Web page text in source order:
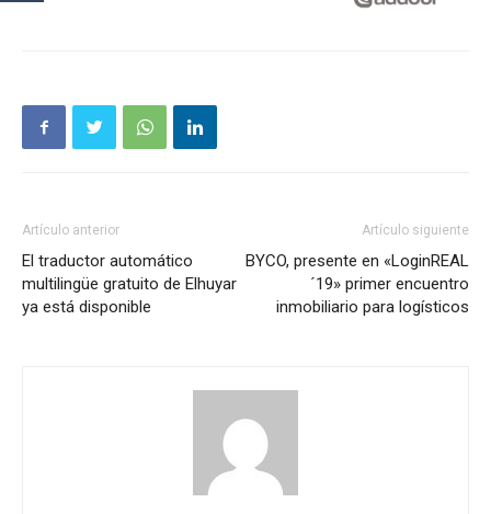
Artículo anterior
El traductor automático
multilingüe gratuito de Elhuyar
ya está disponible
Artículo siguiente
BYCO, presente en «LoginREAL
´19» primer encuentro
inmobiliario para logísticos